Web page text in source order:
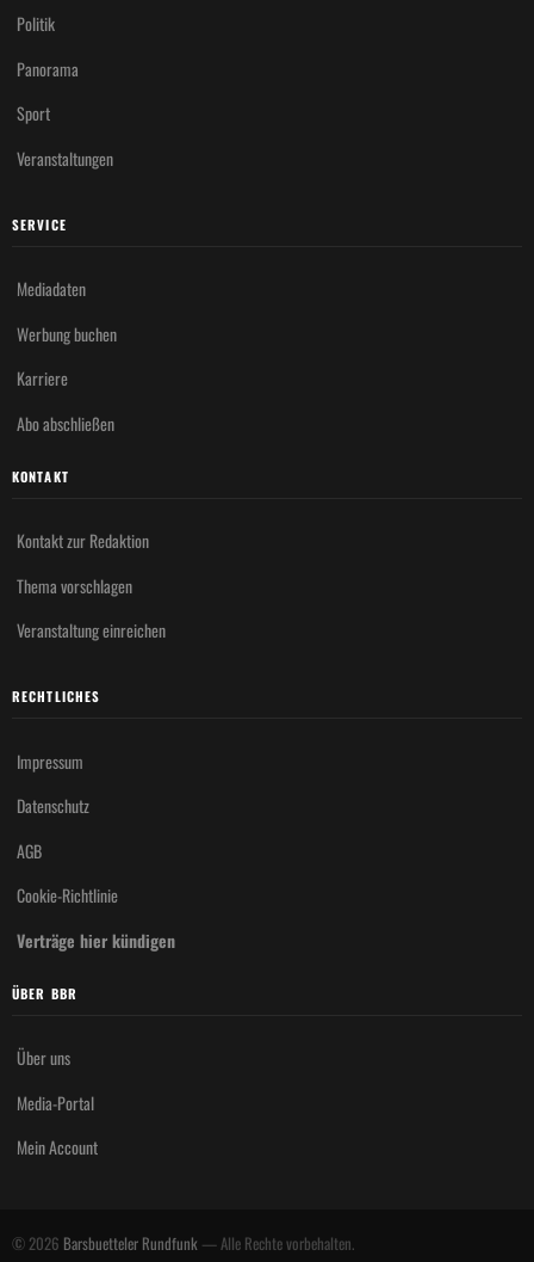
Politik
Panorama
Sport
Veranstaltungen
SERVICE
Mediadaten
Werbung buchen
Karriere
Abo abschließen
KONTAKT
Kontakt zur Redaktion
Thema vorschlagen
Veranstaltung einreichen
RECHTLICHES
Impressum
Datenschutz
AGB
Cookie-Richtlinie
Verträge hier kündigen
ÜBER BBR
Über uns
Media-Portal
Mein Account
© 2026 Barsbuetteler Rundfunk — Alle Rechte vorbehalten.